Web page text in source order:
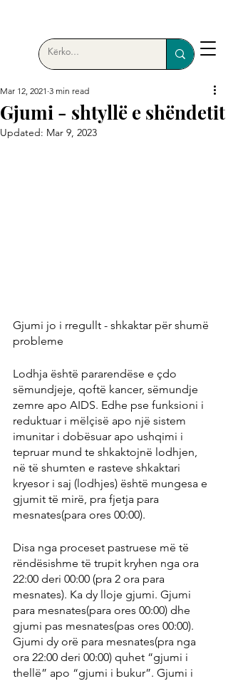
Gjumi - shtyllë e shëndetit
Mar 12, 2021 3 min read
Updated: Mar 9, 2023
Gjumi jo i rregullt - shkaktar për shumë
probleme
Lodhja është pararendëse e çdo
sëmundjeje, qoftë kancer, sëmundje
zemre apo AIDS. Edhe pse funksioni i
reduktuar i mëlçisë apo një sistem
imunitar i dobësuar apo ushqimi i
tepruar mund te shkaktojnë lodhjen,
në të shumten e rasteve shkaktari
kryesor i saj (lodhjes) është mungesa e
gjumit të mirë, pra fjetja para
mesnates(para ores 00:00).
Disa nga proceset pastruese më të
rëndësishme të trupit kryhen nga ora
22:00 deri 00:00 (pra 2 ora para
mesnates). Ka dy lloje gjumi. Gjumi
para mesnates(para ores 00:00) dhe
gjumi pas mesnates(pas ores 00:00).
Gjumi dy orë para mesnates(pra nga
ora 22:00 deri 00:00) quhet “gjumi i
thellë” apo “gjumi i bukur”. Gjumi i